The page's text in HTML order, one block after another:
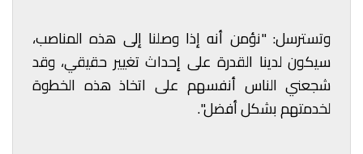
وتسترسل: "نؤمن أنه إذا وصلنا إلى هذه المناصب،
سيكون لدينا القدرة على إحداث تغيير حقيقي، وقد
شجعني الناس أنفسهم على اتخاذ هذه الخطوة
لخدمتهم بشكل أفضل".